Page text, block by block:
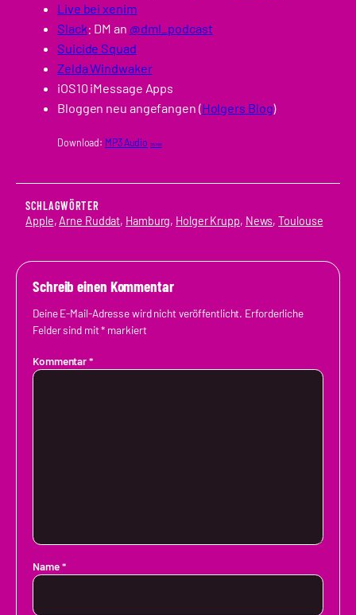
Live bei xenim
Slack: DM an @dml_podcast
Suicide Squad
Zelda Windwaker
iOS10 iMessage Apps
Bloggen neu angefangen (Holgers Blog)
Download: MP3 Audio 25 MB
SCHLAGWÖRTER
Apple, Arne Ruddat, Hamburg, Holger Krupp, News, Toulouse
Schreib einen Kommentar
Deine E-Mail-Adresse wird nicht veröffentlicht. Erforderliche
Felder sind mit* markiert
Kommentar*
Name*